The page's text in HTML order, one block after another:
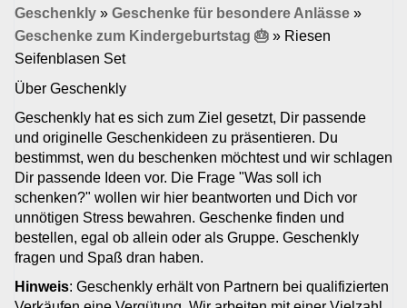
Geschenkly » Geschenke für besondere Anlässe »
Geschenke zum Kindergeburtstag 🎂 » Riesen
Seifenblasen Set
Über Geschenkly
Geschenkly hat es sich zum Ziel gesetzt, Dir passende
und originelle Geschenkideen zu präsentieren. Du
bestimmst, wen du beschenken möchtest und wir schlagen
Dir passende Ideen vor. Die Frage "Was soll ich
schenken?" wollen wir hier beantworten und Dich vor
unnötigen Stress bewahren. Geschenke finden und
bestellen, egal ob allein oder als Gruppe. Geschenkly
fragen und Spaß dran haben.
Hinweis: Geschenkly erhält von Partnern bei qualifizierten